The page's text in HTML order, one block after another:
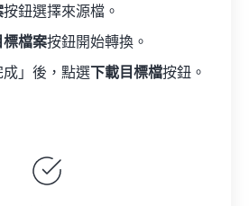
按鈕選擇來源檔。
檔案按鈕開始轉換。
」後，點選 下載目標檔按鈕。